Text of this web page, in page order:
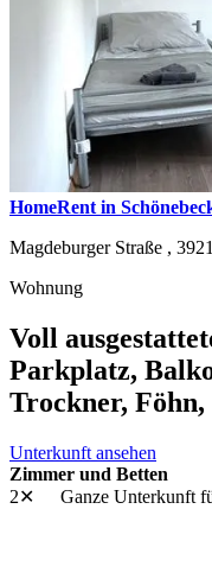
HomeRent in
Magdeburger Straße ,
Wohnung
Voll
Parkplatz,
Trockner, Föhn,
Unterkunft ansehen
Zimmer und Betten
2✕
Ganze Unterkunft